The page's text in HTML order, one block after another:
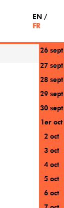
EN
FR
26 sept
27 sept
28 sept
29 sept
30 sept
1er oct
2 oct
3 oct
4 oct
5 oct
6 oct